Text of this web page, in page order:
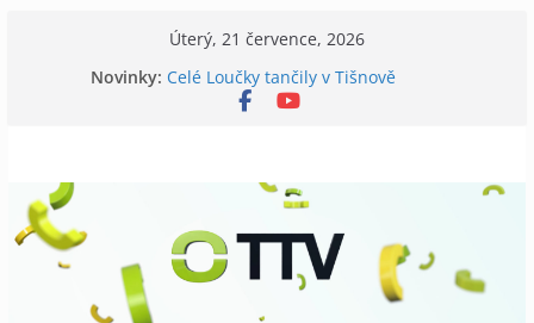
Úterý, 21 července, 2026
Novinky: Celé Loučky tančily v Tišnově
V Tišnově startovali utramaratonci